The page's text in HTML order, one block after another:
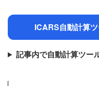
ICARS自動計算
記事内で自動計算ツー